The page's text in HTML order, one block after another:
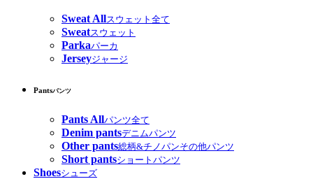
Sweat Allスウェット全て
Sweatスウェット
Parkaパーカ
Jerseyジャージ
Pantsパンツ
Pants Allパンツ全て
Denim pantsデニムパンツ
Other pants総柄&チノパンその他パンツ
Short pantsショートパンツ
Shoesシューズ